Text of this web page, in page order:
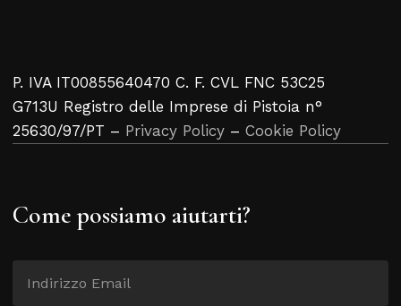
P. IVA IT00855640470 C. F. CVL FNC 53C25
G713U Registro delle Imprese di Pistoia n°
25630/97/PT – Privacy Policy – Cookie Policy
Come possiamo aiutarti?